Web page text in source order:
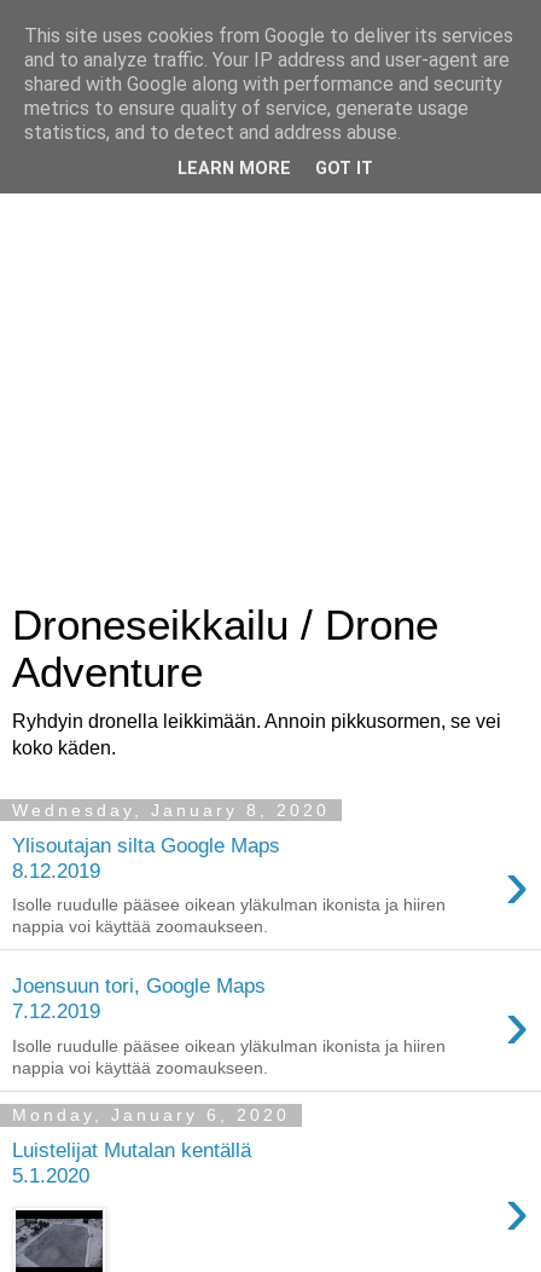
Droneseikkailu / Drone
Adventure
Ryhdyin dronella leikkimään. Annoin pikkusormen, se vei
koko käden.
Wednesday, January 8, 2020
Ylisoutajan silta Google Maps
8.12.2019
›
Isolle ruudulle pääsee oikean yläkulman ikonista ja hiiren
nappia voi käyttää zoomaukseen.
Joensuun tori, Google Maps
7.12.2019
›
Isolle ruudulle pääsee oikean yläkulman ikonista ja hiiren
nappia voi käyttää zoomaukseen.
Monday, January 6, 2020
Luistelijat Mutalan kentällä
5.1.2020
›
This site uses cookies from Google to deliver its services
and to analyze traffic. Your IP address and user-agent are
shared with Google along with performance and security
metrics to ensure quality of service, generate usage
statistics, and to detect and address abuse.
LEARN MORE GOT IT